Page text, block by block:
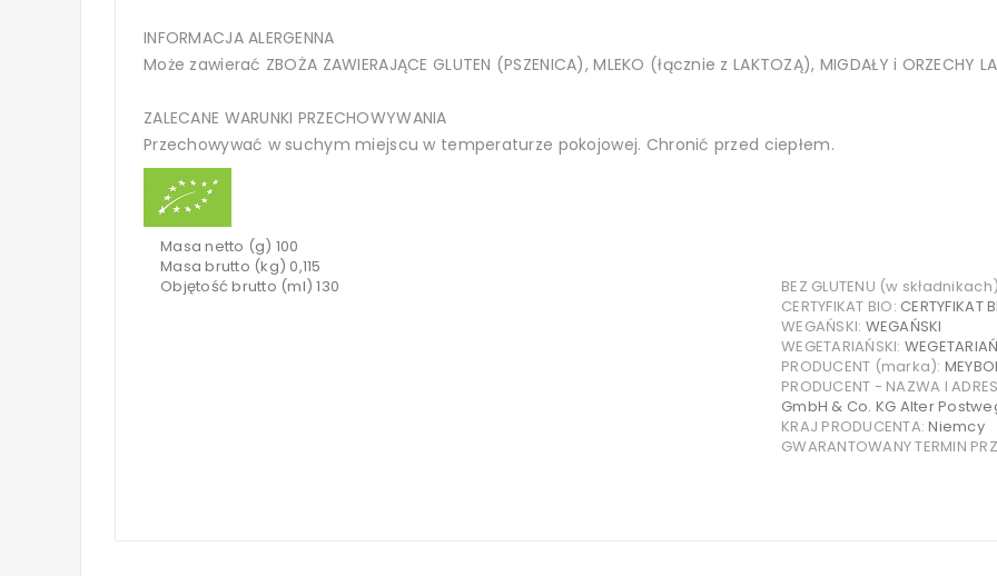
INFORMACJA ALERGENNA
Może zawierać ZBOŻA ZAWIERAJĄCE GLUTEN (PSZENICA), MLEKO (łącznie z LAKTOZĄ), MIGDAŁY i ORZECHY
ZALECANE WARUNKI PRZECHOWYWANIA
Przechowywać w suchym miejscu w temperaturze pokojowej. Chronić przed ciepłem.
Masa netto (g) 100
Masa brutto (kg) 0,115
Objętość brutto (ml) 130
BEZ GLUTENU (w
CERTYFIKAT BIO: CERTYFIKAT
WEGAŃSKI: WEGAŃSKI
WEGETARIAŃSKI:
PRODUCENT (marka):
PRODUCENT - NAZWA I
GmbH & Co. KG Alter
KRAJ PRODUCENTA:Niemcy
GWARANTOWANY TERMIN